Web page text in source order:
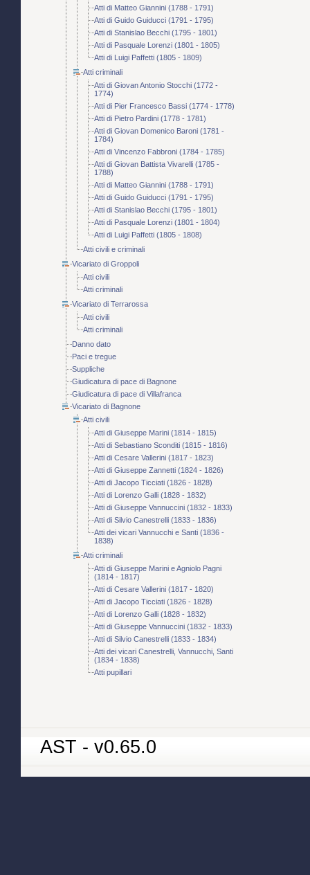
Atti di Matteo Giannini (1788 - 1791)
Atti di Guido Guiducci (1791 - 1795)
Atti di Stanislao Becchi (1795 - 1801)
Atti di Pasquale Lorenzi (1801 - 1805)
Atti di Luigi Paffetti (1805 - 1809)
Atti criminali
Atti di Giovan Antonio Stocchi (1772 -
1774)
Atti di Pier Francesco Bassi (1774 - 1778)
Atti di Pietro Pardini (1778 - 1781)
Atti di Giovan Domenico Baroni (1781 -
1784)
Atti di Vincenzo Fabbroni (1784 - 1785)
Atti di Giovan Battista Vivarelli (1785 -
1788)
Atti di Matteo Giannini (1788 - 1791)
Atti di Guido Guiducci (1791 - 1795)
Atti di Stanislao Becchi (1795 - 1801)
Atti di Pasquale Lorenzi (1801 - 1804)
Atti di Luigi Paffetti (1805 - 1808)
Atti civili e criminali
Vicariato di Groppoli
Atti civili
Atti criminali
Vicariato di Terrarossa
Atti civili
Atti criminali
Danno dato
Paci e tregue
Suppliche
Giudicatura di pace di Bagnone
Giudicatura di pace di Villafranca
Vicariato di Bagnone
Atti civili
Atti di Giuseppe Marini (1814 - 1815)
Atti di Sebastiano Sconditi (1815 - 1816)
Atti di Cesare Vallerini (1817 - 1823)
Atti di Giuseppe Zannetti (1824 - 1826)
Atti di Jacopo Ticciati (1826 - 1828)
Atti di Lorenzo Galli (1828 - 1832)
Atti di Giuseppe Vannuccini (1832 - 1833)
Atti di Silvio Canestrelli (1833 - 1836)
Atti dei vicari Vannucchi e Santi (1836 -
1838)
Atti criminali
Atti di Giuseppe Marini e Agniolo Pagni
(1814 - 1817)
Atti di Cesare Vallerini (1817 - 1820)
Atti di Jacopo Ticciati (1826 - 1828)
Atti di Lorenzo Galli (1828 - 1832)
Atti di Giuseppe Vannuccini (1832 - 1833)
Atti di Silvio Canestrelli (1833 - 1834)
Atti dei vicari Canestrelli, Vannucchi, Santi
(1834 - 1838)
Atti pupillari
AST - v0.65.0